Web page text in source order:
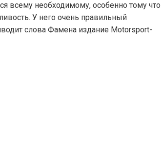
всему необходимому, особенно тому что
У него очень правильный
слова Фамена издание Motorsport-